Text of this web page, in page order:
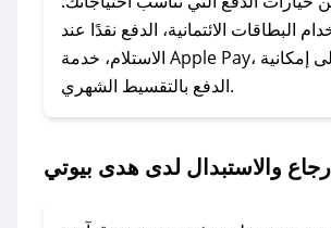
### ماذا أفعل إذا لم أجد كود خصم لمتجري
المفضل؟
كوبونات لمتجرك المفضل، يمكنك
أسرع وقت ممكن.
البطاقات الائتمانية، الدفع نقدًا عند
الاستلام، خدمة Apple Pay، بالإضافة إلى إمكانية
الدفع بالتقسيط الشهري.
والاستبدال لدى هدى بيوتي